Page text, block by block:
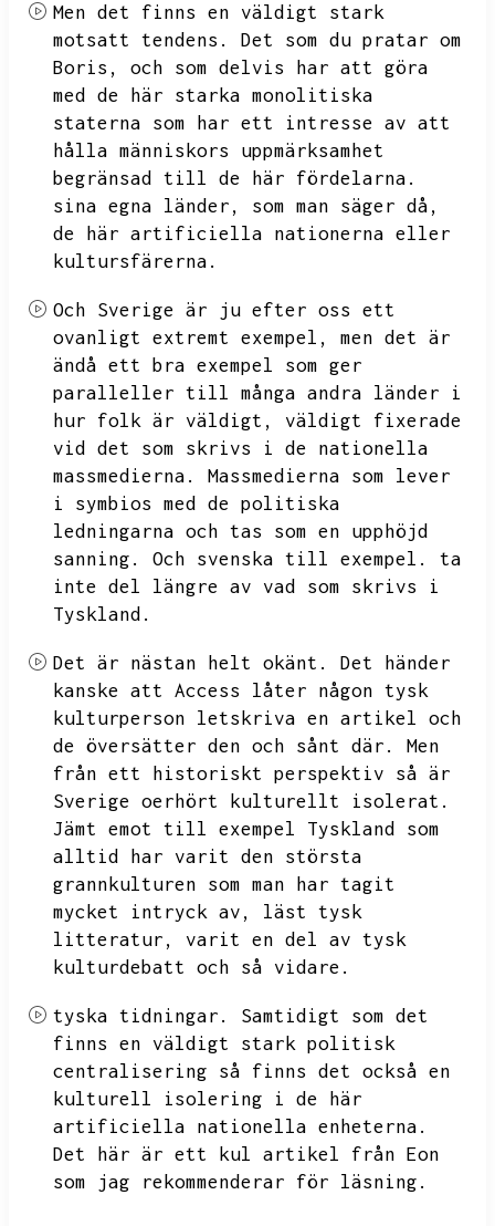
Men det finns en väldigt stark
motsatt tendens.
Det som du pratar om
Boris,
och som delvis har att göra
med de här starka monolitiska
staterna som har ett intresse av att
hålla människors uppmärksamhet
begränsad till de här fördelarna.
sina egna länder,
som man säger då,
de här artificiella nationerna eller
kultursfärerna.
Och Sverige är ju efter oss ett
ovanligt extremt exempel,
men det är
ändå ett bra exempel som ger
paralleller till många andra länder i
hur folk är väldigt,
väldigt fixerade
vid det som skrivs i de nationella
massmedierna.
Massmedierna som lever
i symbios med de politiska
ledningarna och tas som en upphöjd
sanning.
Och svenska till exempel.
ta
inte del längre av vad som skrivs i
Tyskland.
Det är nästan helt okänt.
Det händer
kanske att Access låter någon tysk
kulturperson letskriva en artikel och
de översätter den och sånt där.
Men
från ett historiskt perspektiv så är
Sverige oerhört kulturellt isolerat.
Jämt emot till exempel Tyskland som
alltid har varit den största
grannkulturen som man har tagit
mycket intryck av,
läst tysk
litteratur,
varit en del av tysk
kulturdebatt och så vidare.
tyska tidningar.
Samtidigt som det
finns en väldigt stark politisk
centralisering så finns det också en
kulturell isolering i de här
artificiella nationella enheterna.
Det här är ett kul artikel från Eon
som jag rekommenderar för läsning.